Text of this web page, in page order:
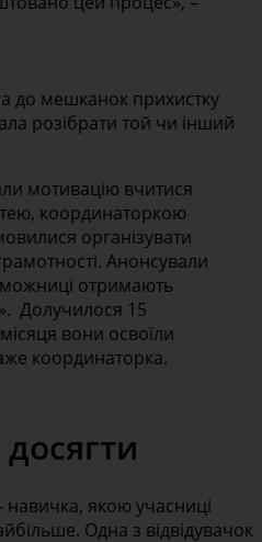
до мешканок прихистку
розібрати той чи інший
мотивацію вчитися
координаторкою
організувати
Анонсували
отримають
Долучилося 15
вони освоїли
координаторка.
якою учасниці
Одна з відвідувачок